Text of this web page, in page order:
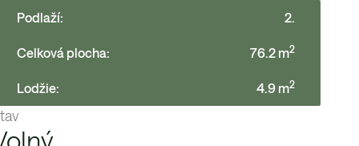
Podlaží:
2.
Celková plocha: 76.2 m2
Lodžie: 4.9 m2